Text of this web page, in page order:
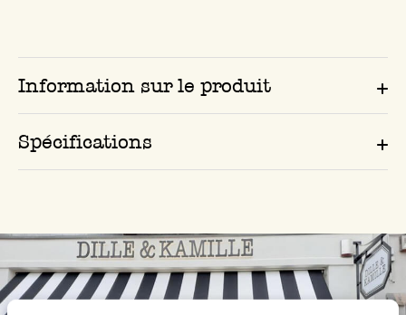
Information sur le produit
Spécifications